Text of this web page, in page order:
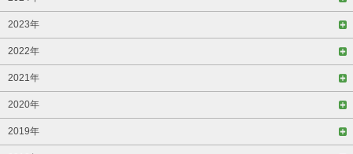
2023年
2022年
2021年
2020年
2019年